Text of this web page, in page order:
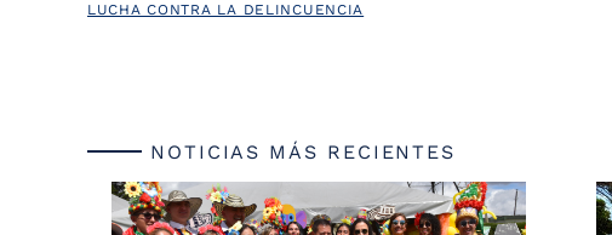
LUCHA CONTRA LA DELINCUENCIA
NOTICIAS MÁS RECIENTES